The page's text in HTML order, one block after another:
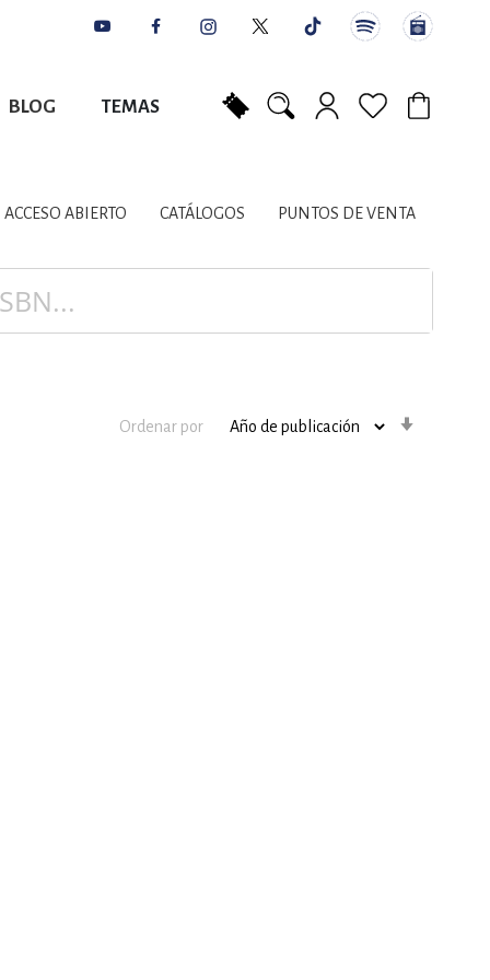
BLOG TEMAS
LITERARIOS
PLANIFICACIÓN
ACCESO ABIERTO CATÁLOGOS PUNTOS DE VENTA
Ordenar por